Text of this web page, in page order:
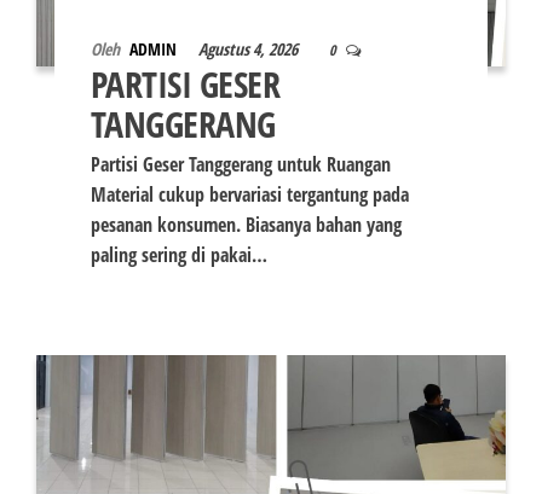
Oleh ADMIN Agustus 4, 2026 0
PARTISI GESER
TANGGERANG
Partisi Geser Tanggerang untuk Ruangan
Material cukup bervariasi tergantung pada
pesanan konsumen. Biasanya bahan yang
paling sering di pakai…